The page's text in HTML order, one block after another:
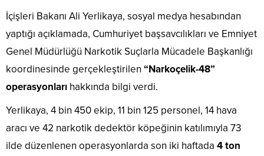
İçişleri Bakanı Ali Yerlikaya, sosyal medya hesabından
yaptığı açıklamada, Cumhuriyet başsavcılıkları ve Emniyet
Genel Müdürlüğü Narkotik Suçlarla Mücadele Başkanlığı
koordinesinde gerçekleştirilen“Narkoçelik-48”
operasyonları hakkında bilgi verdi.
Yerlikaya, 4 bin 450 ekip, 11 bin 125 personel, 14 hava
aracı ve 42 narkotik dedektör köpeğinin katılımıyla 73
ilde düzenlenen operasyonlarda son iki haftada 4 ton